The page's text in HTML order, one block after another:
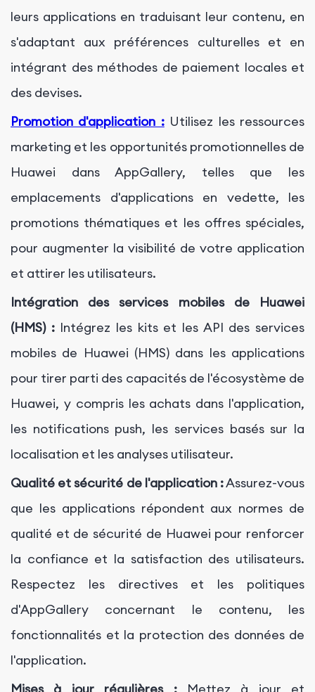
leurs applications en traduisant leur contenu, en
s'adaptant aux préférences culturelles et en
intégrant des méthodes de paiement locales et
des devises.
Promotion d'application : Utilisez les ressources
marketing et les opportunités promotionnelles de
Huawei dans AppGallery, telles que les
emplacements d'applications en vedette, les
promotions thématiques et les offres spéciales,
pour augmenter la visibilité de votre application
et attirer les utilisateurs.
Intégration des services mobiles de Huawei
(HMS) :Intégrez les kits et les API des services
mobiles de Huawei (HMS) dans les applications
pour tirer parti des capacités de l'écosystème de
Huawei, y compris les achats dans l'application,
les notifications push, les services basés sur la
localisation et les analyses utilisateur.
Qualité et sécurité de l'application :Assurez-vous
que les applications répondent aux normes de
qualité et de sécurité de Huawei pour renforcer
la confiance et la satisfaction des utilisateurs.
Respectez les directives et les politiques
d'AppGallery concernant le contenu, les
fonctionnalités et la protection des données de
l'application.